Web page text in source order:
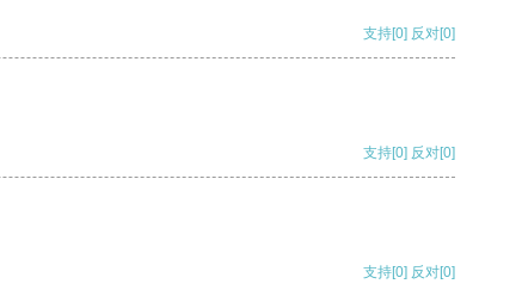
支持[0] 反对[0]
支持[0] 反对[0]
支持[0] 反对[0]